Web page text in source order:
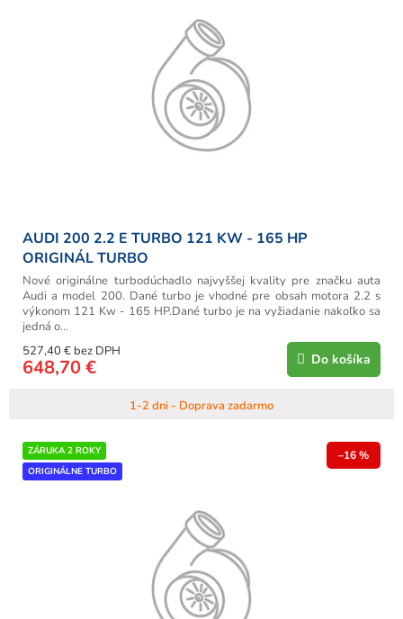
AUDI 200 2.2 E TURBO 121 KW - 165 HP
ORIGINÁL TURBO
1-2 dni - Doprava zadarmo
527,40 € bez DPH
648,70 € Do košíka
Nové originálne turbodúchadlo najvyššej kvality pre značku auta
Audi a model 200. Dané turbo je vhodné pre obsah motora 2.2 s
výkonom 121 Kw - 165 HP.Dané turbo je na vyžiadanie nakoľko sa
jedná o...
ZÁRUKA 2 ROKY
ORIGINÁLNE TURBO
–16 %